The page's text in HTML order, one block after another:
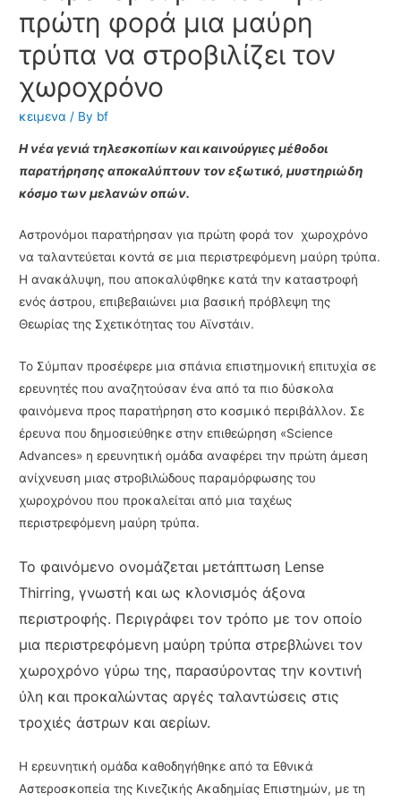
πρώτη φορά μια μαύρη
τρύπα να στροβιλίζει τον
χωροχρόνο
κειμενα / By bf
Η νέα γενιά τηλεσκοπίων και καινούργιες μέθοδοι
παρατήρησης αποκαλύπτουν τον εξωτικό, μυστηριώδη
κόσμο των μελανών οπών.
Αστρονόμοι παρατήρησαν για πρώτη φορά τον χωροχρόνο
να ταλαντεύεται κοντά σε μια περιστρεφόμενη μαύρη τρύπα.
Η ανακάλυψη, που αποκαλύφθηκε κατά την καταστροφή
ενός άστρου, επιβεβαιώνει μια βασική πρόβλεψη της
Θεωρίας της Σχετικότητας του Αϊνστάιν.
Το Σύμπαν προσέφερε μια σπάνια επιστημονική επιτυχία σε
ερευνητές που αναζητούσαν ένα από τα πιο δύσκολα
φαινόμενα προς παρατήρηση στο κοσμικό περιβάλλον. Σε
έρευνα που δημοσιεύθηκε στην επιθεώρηση «Science
Advances» η ερευνητική ομάδα αναφέρει την πρώτη άμεση
ανίχνευση μιας στροβιλώδους παραμόρφωσης του
χωροχρόνου που προκαλείται από μια ταχέως
περιστρεφόμενη μαύρη τρύπα.
Το φαινόμενο ονομάζεται μετάπτωση Lense
Thirring, γνωστή και ως κλονισμός άξονα
περιστροφής. Περιγράφει τον τρόπο με τον οποίο
μια περιστρεφόμενη μαύρη τρύπα στρεβλώνει τον
χωροχρόνο γύρω της, παρασύροντας την κοντινή
ύλη και προκαλώντας αργές ταλαντώσεις στις
τροχιές άστρων και αερίων.
Η ερευνητική ομάδα καθοδηγήθηκε από τα Εθνικά
Αστεροσκοπεία της Κινεζικής Ακαδημίας Επιστημών, με τη